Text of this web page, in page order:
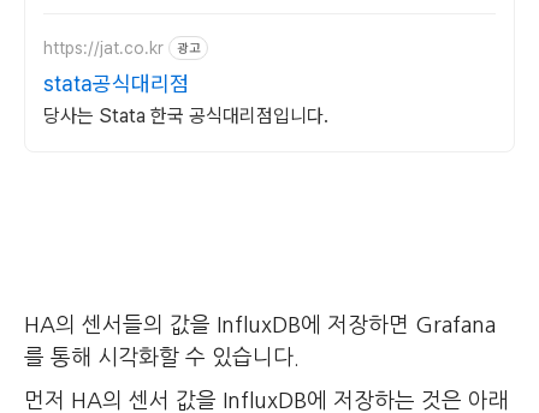
https://jat.co.kr 광고
stata공식대리점
당사는 Stata 한국 공식대리점입니다.
HA의 센서들의 값을 InfluxDB에 저장하면 Grafana
를 통해 시각화할 수 있습니다.
먼저 HA의 센서 값을 InfluxDB에 저장하는 것은 아래